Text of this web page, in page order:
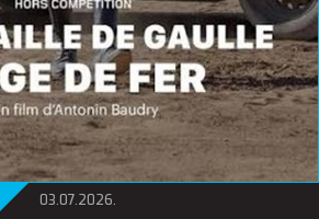
03.07.2026.